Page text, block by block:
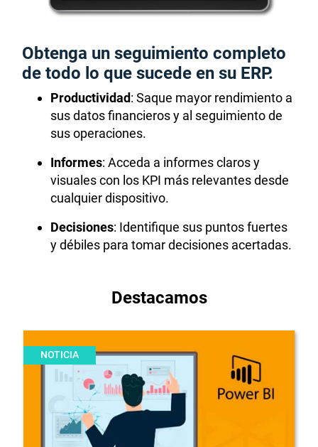
Obtenga un seguimiento completo
de todo lo que sucede en su ERP.
Productividad: Saque mayor rendimiento a
sus datos financieros y al seguimiento de
sus operaciones.
Informes: Acceda a informes claros y
visuales con los KPI más relevantes desde
cualquier dispositivo.
Decisiones: Identifique sus puntos fuertes
y débiles para tomar decisiones acertadas.
Destacamos
NOTICIA